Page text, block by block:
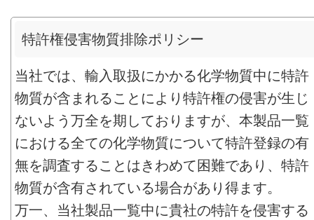
特許権侵害物質排除ポリシー
当社では、輸入取扱にかかる化学物質中に特許
物質が含まれることにより特許権の侵害が生じ
ないよう万全を期しておりますが、本製品一覧
における全ての化学物質について特許登録の有
無を調査することはきわめて困難であり、特許
物質が含有されている場合があり得ます。
万一、当社製品一覧中に貴社の特許を侵害する